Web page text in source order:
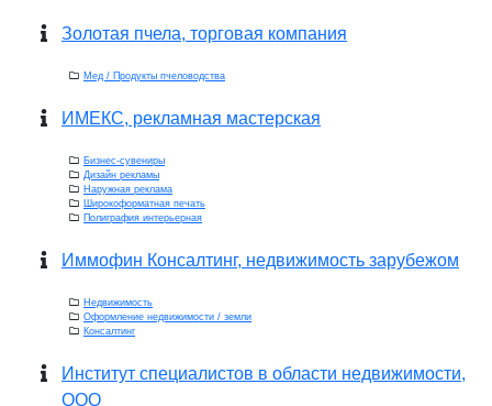
Золотая пчела, торговая компания
Мед / Продукты пчеловодства
ИМЕКС, рекламная мастерская
Бизнес-сувениры
Дизайн рекламы
Наружная реклама
Широкоформатная печать
Полиграфия интерьерная
Иммофин Консалтинг, недвижимость зарубежом
Недвижимость
Оформление недвижимости / земли
Консалтинг
Институт специалистов в области недвижимости,
ООО